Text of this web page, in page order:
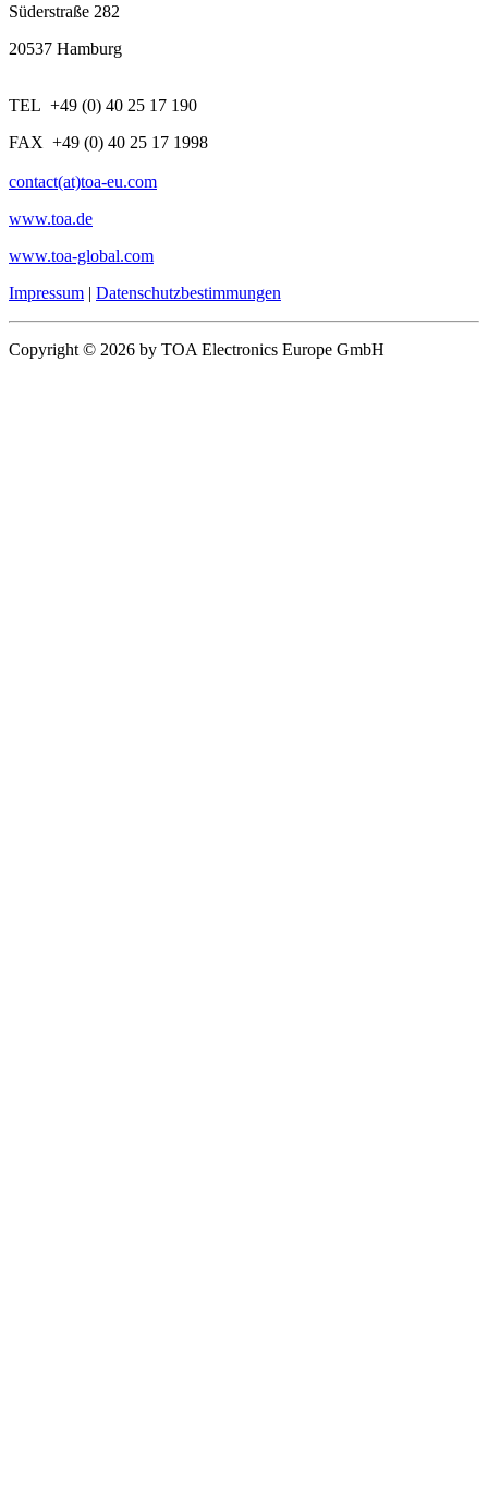
Süderstraße 282
20537 Hamburg
TEL +49 (0) 40 25 17 190
FAX +49 (0) 40 25 17 1998
contact(at)toa-eu.com
www.toa.de
www.toa-global.com
Impressum | Datenschutzbestimmungen
Copyright © 2026 by TOA Electronics Europe GmbH